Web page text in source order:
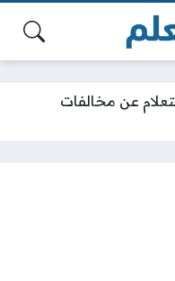
عن مخالفات